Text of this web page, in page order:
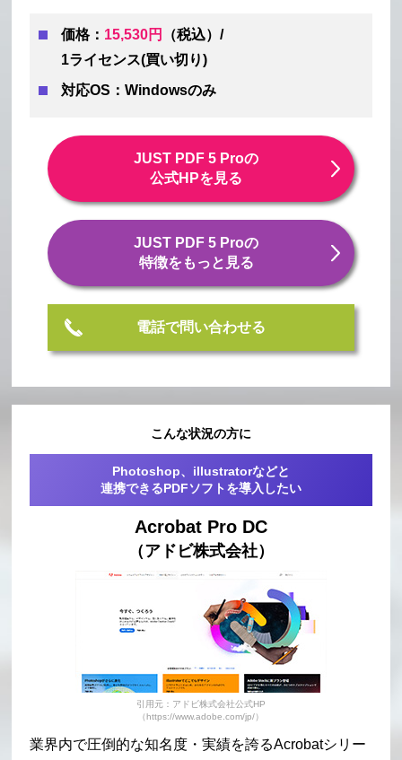
価格： 15,530円
（税込）/
1ライセンス(買い切り)
対応OS：Windowsのみ
JUST PDF 5 Proの
公式HPを見る
JUST PDF 5 Proの
特徴をもっと見る
電話で問い合わせる
こんな状況の方に
Photoshop、illustratorなどと
連携できるPDFソフトを導入したい
Acrobat Pro DC
（アドビ株式会社）
引用元：アドビ株式会社公式HP
（https://www.adobe.com/jp/）
業界内で圧倒的な知名度・実績を誇るAcrobatシリー